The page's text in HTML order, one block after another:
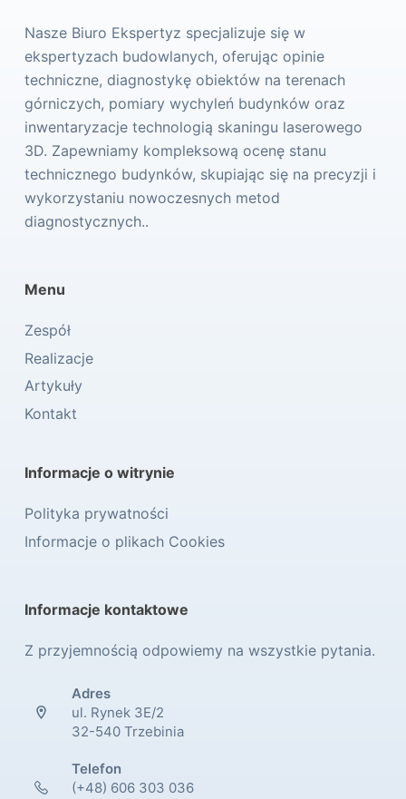
Nasze Biuro Ekspertyz specjalizuje się w
ekspertyzach budowlanych, oferując opinie
techniczne, diagnostykę obiektów na terenach
górniczych, pomiary wychyleń budynków oraz
inwentaryzacje technologią skaningu laserowego
3D. Zapewniamy kompleksową ocenę stanu
technicznego budynków, skupiając się na precyzji i
wykorzystaniu nowoczesnych metod
diagnostycznych..
Menu
Zespół
Realizacje
Artykuły
Kontakt
Informacje o witrynie
Polityka prywatności
Informacje o plikach Cookies
Informacje kontaktowe
Z przyjemnością odpowiemy na wszystkie pytania.
Adres
ul. Rynek 3E/2
32-540 Trzebinia
Telefon
(+48) 606 303 036